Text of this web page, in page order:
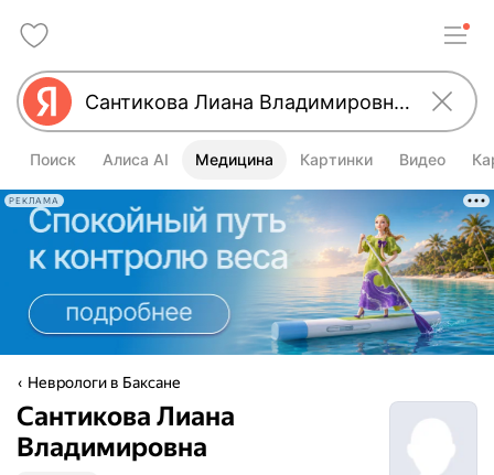
Поиск Алиса AI Медицина Картинки Видео
РЕКЛАМА
Неврологи в Баксане
Сантикова Лиана
Владимировна